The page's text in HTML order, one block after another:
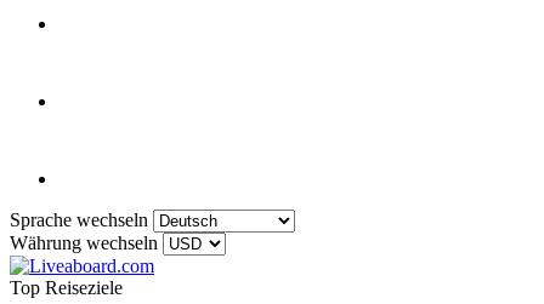
Sprache wechseln
Währung wechseln
Top Reiseziele